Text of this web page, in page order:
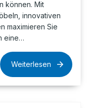
können. Mit
innovativen
maximieren Sie
eine…
Weiterlesen